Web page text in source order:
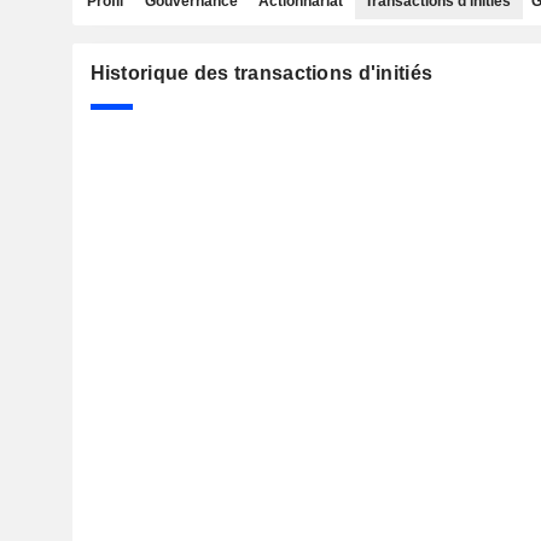
Historique des transactions d'initiés